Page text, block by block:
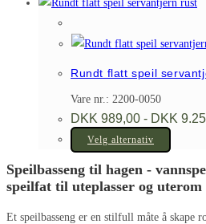
Rundt flatt speil
Vare nr.: 2200-0050
DKK 989,00 - DKK
Velg alternativ
Speilbasseng til hagen -
speilfat til uteplasser og uterom
Et speilbasseng er en stilfull måte å skape